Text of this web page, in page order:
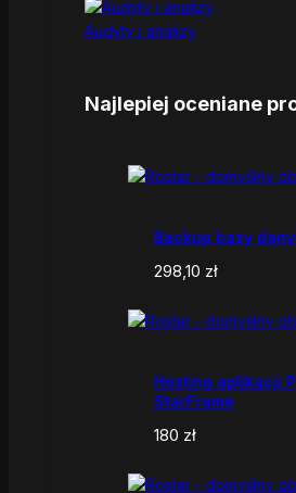
Audyty i analizy
Najlepiej oceniane
Backup bazy
298,10 zł
Hosting aplikacji
StarFrame
180 zł